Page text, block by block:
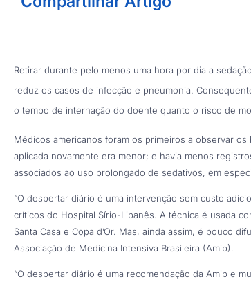
Retirar durante pelo menos uma hora por dia a
reduz os casos de infecção e pneumonia.
o tempo de internação do doente quanto o risco de
Médicos americanos foram os primeiros a observar
aplicada novamente era menor; e havia menos
associados ao uso prolongado de sedativos, em
“O despertar diário é uma intervenção sem custo
críticos do Hospital Sírio-Libanês. A técnica é usada
Santa Casa e Copa d’Or. Mas, ainda assim, é pouco
Associação de Medicina Intensiva Brasileira (Amib).
“O despertar diário é uma recomendação da Amib e